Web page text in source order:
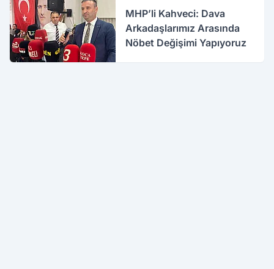
MHP’li Kahveci: Dava
Arkadaşlarımız Arasında
Nöbet Değişimi Yapıyoruz